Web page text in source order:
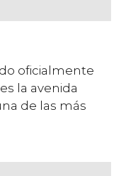
oficialmente
la avenida
de las más